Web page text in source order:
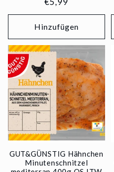
Preis
Hinzufügen
GUT&GÜNSTIG Hähnchen
Minutenschnitzel